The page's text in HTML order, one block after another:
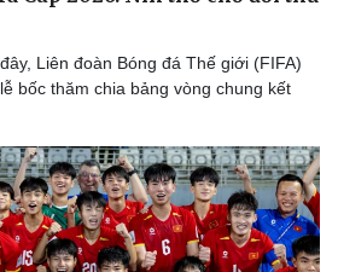
Liên đoàn Bóng đá Thế giới (FIFA)
bốc thăm chia bảng vòng chung kết